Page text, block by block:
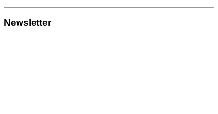
Newsletter